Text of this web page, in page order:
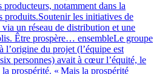
producteurs, notamment dans la
produits.Soutenir les initiatives de
un réseau de distribution et une
Être prospère… ensembleLe groupe
l’origine du projet (l’équipe est
personnes) avait à cœur l’équité, le
la prospérité. « Mais la prospérité